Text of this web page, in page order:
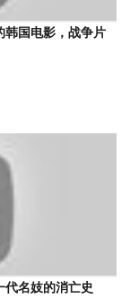
韩国电影，战争片
代名妓的消亡史